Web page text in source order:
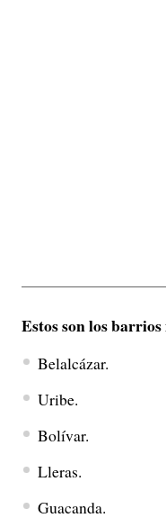
Estos son los
Belalcázar.
Uribe.
Bolívar.
Lleras.
Guacanda.